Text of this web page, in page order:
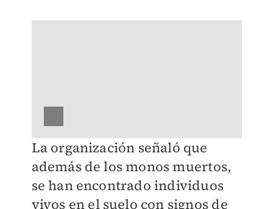
La organización señaló que
además de los monos muertos,
se han encontrado individuos
vivos en el suelo con signos de